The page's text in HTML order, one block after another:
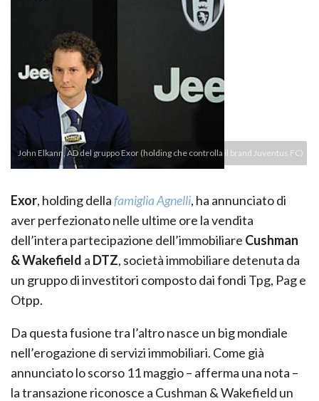
John Elkann, AD del gruppo Exor (holding che controlla il brand Juventus FC)
Exor, holding dellafamiglia Agnelli, ha annunciato di
aver perfezionato nelle ultime ore la vendita
dell’intera partecipazione dell’immobiliare Cushman
& Wakefield a DTZ, società immobiliare detenuta da
un gruppo di investitori composto dai fondi Tpg, Pag e
Otpp.
Da questa fusione tra l’altro nasce un big mondiale
nell’erogazione di servizi immobiliari. Come già
annunciato lo scorso 11 maggio – afferma una nota –
la transazione riconosce a Cushman & Wakefield un